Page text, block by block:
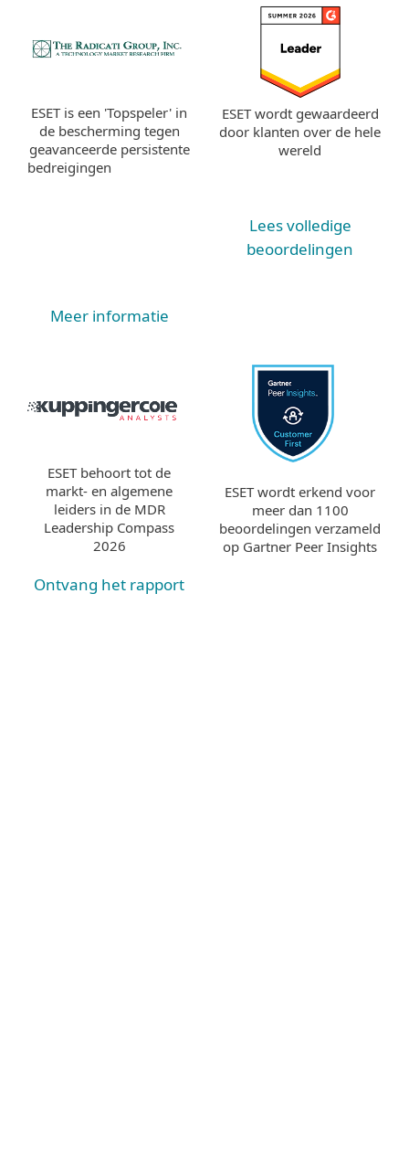
ESET is een 'Topspeler' in
de bescherming tegen
geavanceerde persistente
bedreigingen
Meer informatie
ESET wordt gewaardeerd
door klanten over de hele
wereld
Lees volledige
beoordelingen
ESET behoort tot de
markt- en algemene
leiders in de MDR
Leadership Compass
2026
Ontvang het rapport
ESET wordt erkend voor
meer dan 1100
beoordelingen verzameld
op Gartner Peer Insights